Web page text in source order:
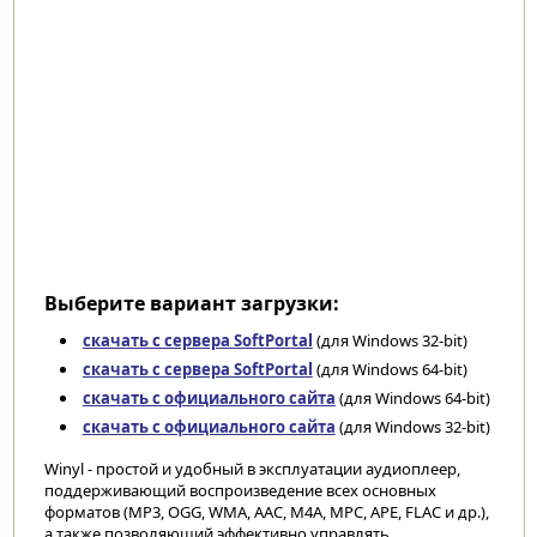
Выберите вариант загрузки:
скачать с сервера SoftPortal (для Windows 32-bit)
скачать с сервера SoftPortal (для Windows 64-bit)
скачать с официального сайта (для Windows 64-bit)
скачать с официального сайта (для Windows 32-bit)
Winyl - простой и удобный в эксплуатации аудиоплеер,
поддерживающий воспроизведение всех основных
форматов (MP3, OGG, WMA, AAC, M4A, MPC, APE, FLAC и др.),